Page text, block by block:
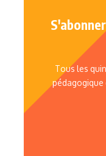
Tous les
pédagogique